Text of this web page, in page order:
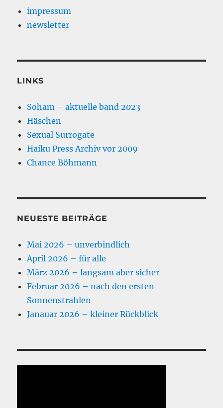
impressum
newsletter
LINKS
Soham – aktuelle band 2023
Häschen
Sexual Surrogate
Haiku Press Archiv vor 2009
Chance Böhmann
NEUESTE BEITRÄGE
Mai 2026 – unverbindlich
April 2026 – für alle
März 2026 – langsam aber sicher
Februar 2026 – nach den ersten
Sonnenstrahlen
Janauar 2026 – kleiner Rückblick